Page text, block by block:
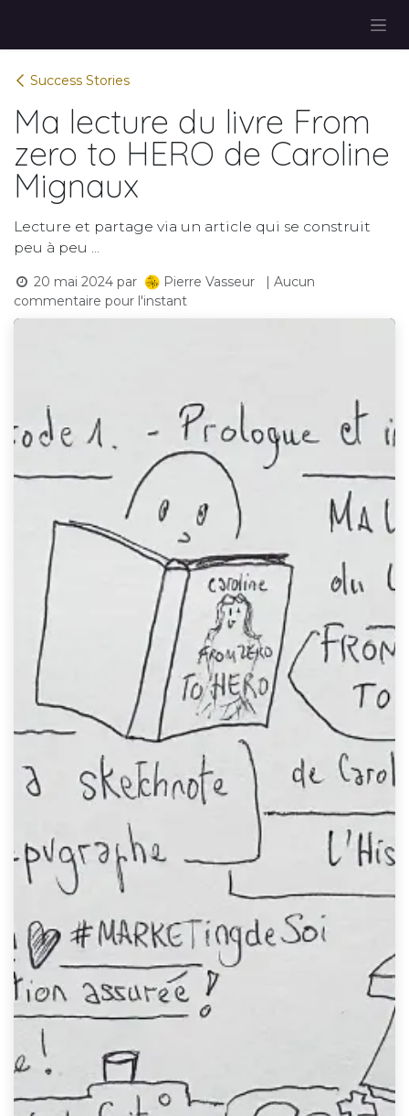
Success Stories
Ma lecture du livre From
zero to HERO de Caroline
Mignaux
Lecture et partage via un article qui se construit
peu à peu ...
20 mai 2024 par Pierre Vasseur
| Aucun
commentaire pour l'instant